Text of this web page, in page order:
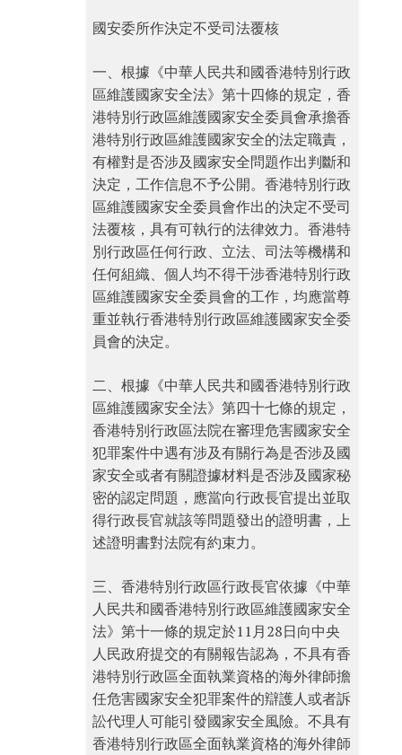
國安委所作決定不受司法覆核
一、根據《中華人民共和國香港特別行政
區維護國家安全法》第十四條的規定，香
港特別行政區維護國家安全委員會承擔香
港特別行政區維護國家安全的法定職責，
有權對是否涉及國家安全問題作出判斷和
決定，工作信息不予公開。香港特別行政
區維護國家安全委員會作出的決定不受司
法覆核，具有可執行的法律效力。香港特
別行政區任何行政、立法、司法等機構和
任何組織、個人均不得干涉香港特別行政
區維護國家安全委員會的工作，均應當尊
重並執行香港特別行政區維護國家安全委
員會的決定。
二、根據《中華人民共和國香港特別行政
區維護國家安全法》第四十七條的規定，
香港特別行政區法院在審理危害國家安全
犯罪案件中遇有涉及有關行為是否涉及國
家安全或者有關證據材料是否涉及國家秘
密的認定問題，應當向行政長官提出並取
得行政長官就該等問題發出的證明書，上
述證明書對法院有約束力。
三、香港特別行政區行政長官依據《中華
人民共和國香港特別行政區維護國家安全
法》第十一條的規定於11月28日向中央
人民政府提交的有關報告認為，不具有香
港特別行政區全面執業資格的海外律師擔
任危害國家安全犯罪案件的辯護人或者訴
訟代理人可能引發國家安全風險。不具有
香港特別行政區全面執業資格的海外律師